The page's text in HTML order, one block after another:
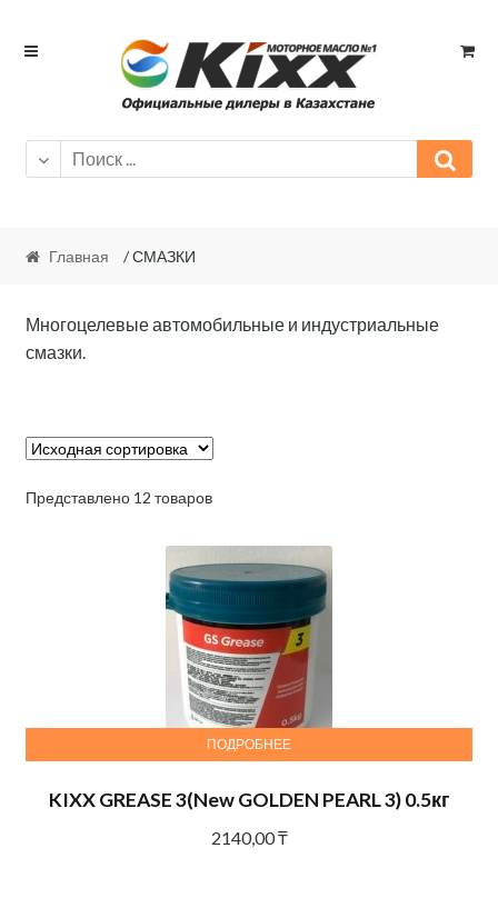
Skip
Skip
Главная / СМАЗКИ
Многоцелевые автомобильные и индустриальные
смазки.
Представлено 12 товаров
KIXX GREASE 3(New GOLDEN PEARL 3) 0.5кг
2140,00₸
ПОДРОБНЕЕ